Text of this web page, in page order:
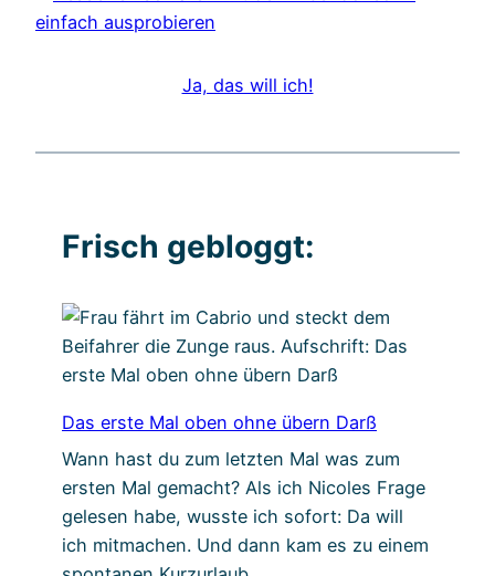
Ja, das will ich!
Frisch gebloggt:
Das erste Mal oben ohne übern Darß
Wann hast du zum letzten Mal was zum
ersten Mal gemacht? Als ich Nicoles Frage
gelesen habe, wusste ich sofort: Da will
ich mitmachen. Und dann kam es zu einem